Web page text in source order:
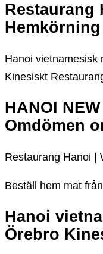
Restaurang
Hanoi vietnamesisk
Kinesiskt
HANOI
Omdömen
Restaurang Hanoi |
Beställ hem mat
Hanoi
Örebro